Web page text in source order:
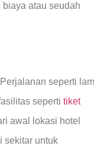
atau seudah
seperti
seperti tiket
awal lokasi hotel
sekitar untuk